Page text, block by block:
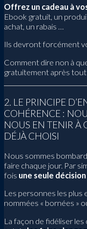
Offrez un cadeau à
Ebook gratuit, un
achat, un rabais …
Ils devront forcément
Comment dire non à
gratuitement après tout
2. LE PRINCIPE
COHÉRENCE :
NOUS EN TENIR À
DÉJÀ CHOISI
Nous sommes
faire chaque jour. Par
fois une seule
Les personnes les plus
nommées « bornées »
La façon de fidéliser